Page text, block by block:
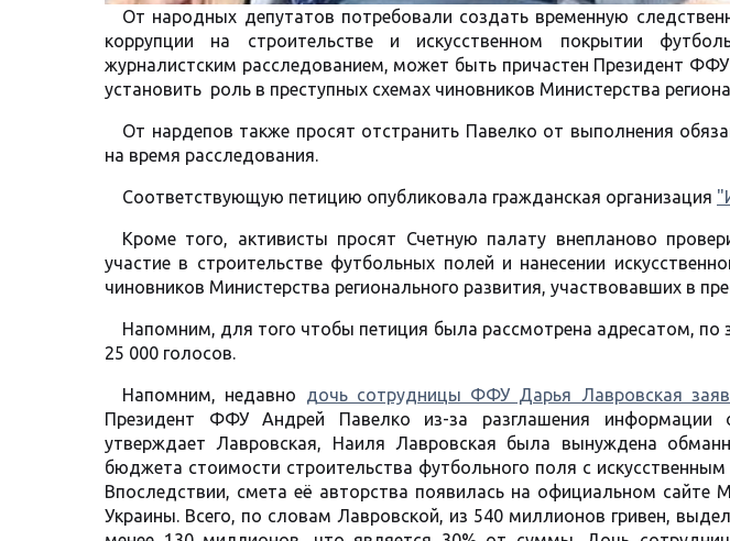
От народных депутатов потребовали создать временную
коррупции на строительстве и искусственном покрытии
журналистским расследованием, может быть причастен Президент
установить роль в преступных схемах чиновников Министерства
От нардепов также просят отстранить Павелко от выполнения
на время расследования.
Соответствующую петицию опубликовала гражданская организация
Кроме того, активисты просят Счетную палату внепланово
участие в строительстве футбольных полей и нанесении
чиновников Министерства регионального развития, участвовавших в
Напомним, для того чтобы петиция была рассмотрена адресатом, по
25 000 голосов.
Напомним, недавно дочь сотрудницы ФФУ Дарья Лавровская
Президент ФФУ Андрей Павелко из-за разглашения информации
утверждает Лавровская, Наиля Лавровская была вынуждена
бюджета стоимости строительства футбольного поля с
Впоследствии, смета её авторства появилась на официальном сайте
Украины. Всего, по словам Лавровской, из 540 миллионов гривен,